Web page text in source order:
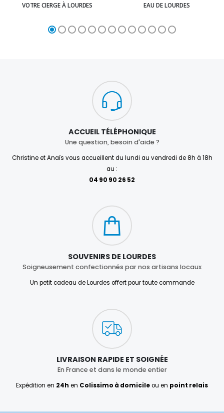
VOTRE CIERGE À LOURDES EAU DE LOURDES
ACCUEIL TÉLÉPHONIQUE
Une question, besoin d'aide ?
Christine et Anaïs vous accueillent du lundi au vendredi de 8h à 18h
au :
04 90 90 26 52
SOUVENIRS DE LOURDES
Soigneusement confectionnés par nos artisans locaux
Un petit cadeau de Lourdes offert pour toute commande
LIVRAISON RAPIDE ET SOIGNÉE
En France et dans le monde entier
Expédition en 24h en Colissimo à domicileou en point relais